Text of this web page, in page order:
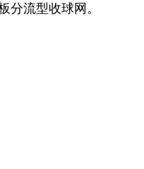
分流型收球网。